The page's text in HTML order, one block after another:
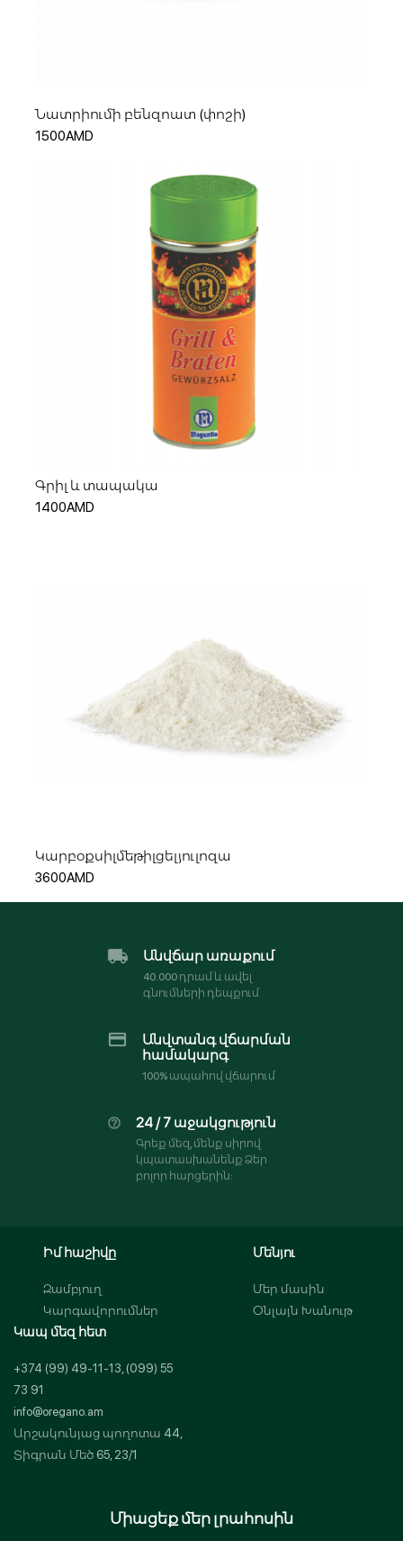
Նատրիումի բենզոատ (փոշի)
1500AMD
Գրիլ և տապակա
1400AMD
Ավելացնել զամբյուղ
Կարբօքսիլմեթիլցելյուլոզա
3600AMD
Անվճար առաքում
40․000 դրամ և ավել
գնումների դեպքում
Անվտանգ վճարման
համակարգ
100% ապահով վճարում
24 / 7 աջակցություն
Գրեք մեզ, մենք սիրով
կպատասխանենք Ձեր
բոլոր հարցերին:
Իմ հաշիվը
Զամբյուղ
Կարգավորումներ
Մենյու
Մեր մասին
Օնլայն Խանութ
Կապ մեզ հետ
+374 (99) 49-11-13, (099) 55
73 91
info@oregano.am
Արշակունյաց պողոտա 44,
Տիգրան Մեծ 65, 23/1
Միացեք մեր լրահոսին